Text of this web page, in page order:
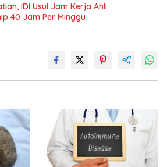
IDI Usul Jam Kerja Ahli
40 Jam Per Minggu